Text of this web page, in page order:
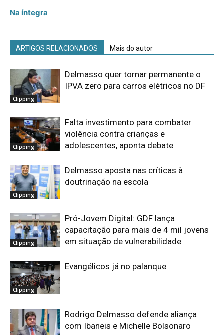
Na íntegra
ARTIGOS RELACIONADOS Mais do autor
Clipping
Delmasso quer tornar permanente o
IPVA zero para carros elétricos no DF
Clipping
Falta investimento para combater
violência contra crianças e
adolescentes, aponta debate
Clipping
Delmasso aposta nas críticas à
doutrinação na escola
Clipping
Pró-Jovem Digital: GDF lança
capacitação para mais de 4 mil jovens
em situação de vulnerabilidade
Clipping
Evangélicos já no palanque
Rodrigo Delmasso defende aliança
com Ibaneis e Michelle Bolsonaro